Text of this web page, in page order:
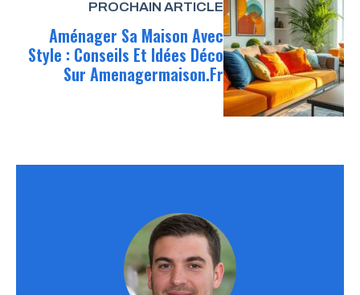
PROCHAIN ARTICLE
Aménager Sa Maison Avec
Style : Conseils Et Idées Déco
Sur Amenagermaison.fr